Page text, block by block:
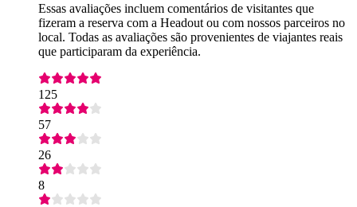
Essas avaliações incluem comentários de visitantes que
fizeram a reserva com a Headout ou com nossos parceiros no
local. Todas as avaliações são provenientes de viajantes reais
que participaram da experiência.
125
57
26
8